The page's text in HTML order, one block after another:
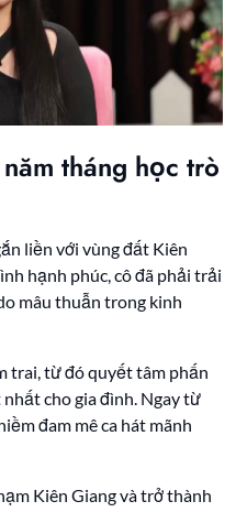
tháng học trò
liền với vùng đất Kiên
hạnh phúc, cô đã phải trải
mâu thuẫn trong kinh
trai, từ đó quyết tâm phấn
cho gia đình. Ngay từ
đam mê ca hát mãnh
Kiên Giang và trở thành